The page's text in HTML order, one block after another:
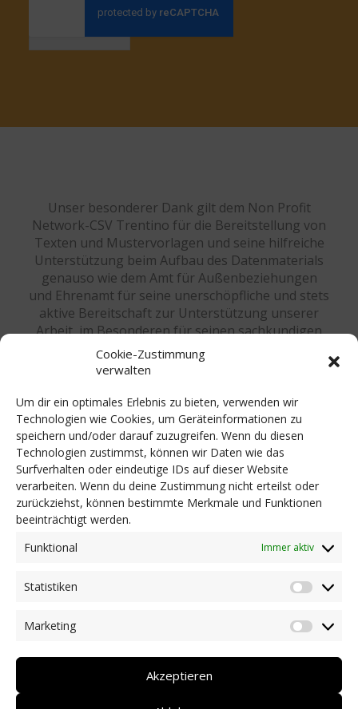
Cookie-Zustimmung
verwalten
Um dir ein optimales Erlebnis zu bieten, verwenden wir
Technologien wie Cookies, um Geräteinformationen zu
speichern und/oder darauf zuzugreifen. Wenn du diesen
Technologien zustimmst, können wir Daten wie das
Surfverhalten oder eindeutige IDs auf dieser Website
verarbeiten. Wenn du deine Zustimmung nicht erteilst oder
zurückziehst, können bestimmte Merkmale und Funktionen
beeinträchtigt werden.
Funktional
Immer aktiv
Statistiken
Marketing
Akzeptieren
Unser besonderer Dank gilt dem Non Profit
Network-CSV Trentino für die Bereitstellung von
Texten und Mustervorlagen und seine hilfreiche
Unterstützung beim Aufbau des Datenmaterials
genauso wie dem Amt für Außenbeziehungen
und Ehrenamt für seine unerschöpfliche und stets
aktive Bereitschaft zur Unterstützung unserer
Arbeit, im Besonderen für seinen sachkundigen
Rat und rechtlichen Beistand bei der Anpassung
an die Südtiroler Verhältnisse. Einen herzlichen
Sponsoren, namentlich der Stiftung Südtiroler
Sparkasse für die finanzielle Unterstützung und
der Südtiroler Landesregierung für die
kostenlose Zurverfügungstellung der
Räumlichkeiten.
© 2020 DZE Südtirol KDS | St.-Nr.